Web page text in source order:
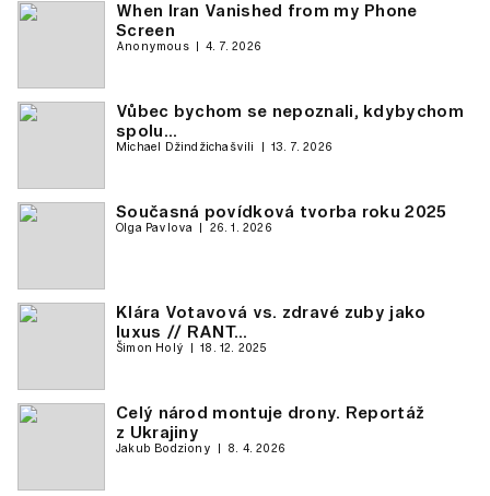
When Iran Vanished from my Phone
Screen
Anonymous 4. 7. 2026
Vůbec bychom se nepoznali, kdybychom
spolu…
Michael Džindžichašvili 13. 7. 2026
Současná povídková tvorba roku 2025
Olga Pavlova 26. 1. 2026
Klára Votavová vs. zdravé zuby jako
luxus // RANT…
Šimon Holý 18. 12. 2025
Celý národ montuje drony. Reportáž
z Ukrajiny
Jakub Bodziony 8. 4. 2026